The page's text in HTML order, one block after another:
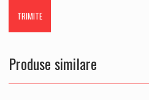
Produse similare